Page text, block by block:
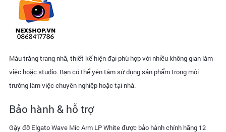
Màu trắng trang nhã, thiết kế hiện đại phù hợp với nhiều không gian làm
việc hoặc studio. Bạn có thể yên tâm sử dụng sản phẩm trong môi
trường làm việc chuyên nghiệp hoặc tại nhà.
Bảo hành & hỗ trợ
Gậy đỡ Elgato Wave Mic Arm LP White được bảo hành chính hãng 12